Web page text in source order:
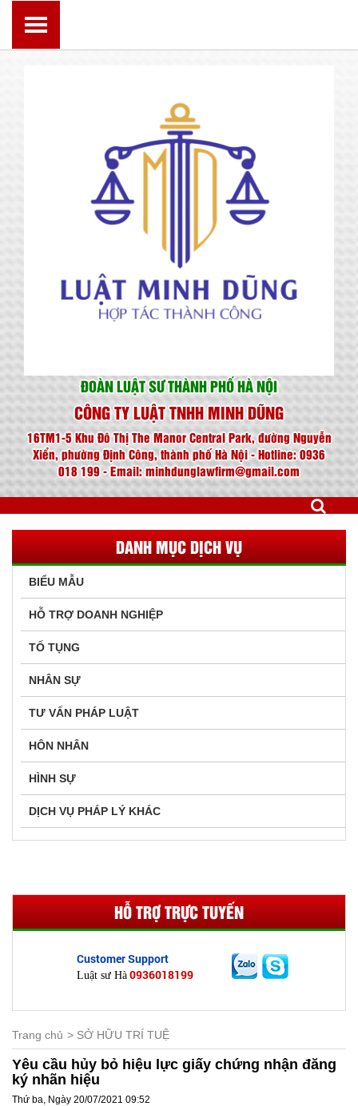
ĐOÀN LUẬT SƯ THÀNH PHỐ HÀ NỘI
CÔNG TY LUẬT TNHH MINH DŨNG
16TM1-5 Khu Đô Thị The Manor Central Park, đường Nguyễn
Xiển, phường Định Công, thành phố Hà Nội - Hotline: 0936
018 199 - Email: minhdunglawfirm@gmail.com
DANH MỤC DỊCH VỤ
BIỂU MẪU
HỖ TRỢ DOANH NGHIỆP
TỐ TỤNG
NHÂN SỰ
TƯ VẤN PHÁP LUẬT
HÔN NHÂN
HÌNH SỰ
DỊCH VỤ PHÁP LÝ KHÁC
HỖ TRỢ TRỰC TUYẾN
Customer Support
Luật sư Hà 0936018199
Trang chủ SỞ HỮU TRÍ TUỆ
Yêu cầu hủy bỏ hiệu lực giấy chứng nhận đăng
ký nhãn hiệu
Thứ ba, Ngày 20/07/2021 09:52